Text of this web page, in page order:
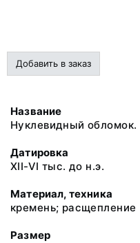
Добавить в заказ
Название
Нуклевидный обломок.
Датировка
XII-VI тыс. до н.э.
Материал, техника
кремень; расщепление
Размер